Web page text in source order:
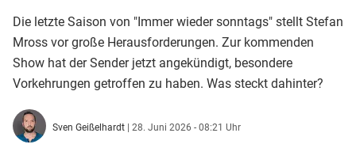
Die letzte Saison von "Immer wieder sonntags" stellt Stefan
Mross vor große Herausforderungen. Zur kommenden
Show hat der Sender jetzt angekündigt, besondere
Vorkehrungen getroffen zu haben. Was steckt dahinter?
Sven Geißelhardt | 28. Juni 2026 - 08:21 Uhr